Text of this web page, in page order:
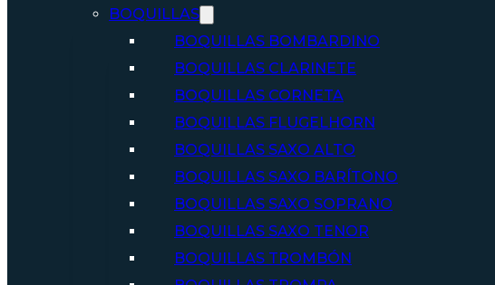
BOQUILLAS
BOQUILLAS BOMBARDINO
BOQUILLAS CLARINETE
BOQUILLAS CORNETA
BOQUILLAS FLUGELHORN
BOQUILLAS SAXO ALTO
BOQUILLAS SAXO BARÍTONO
BOQUILLAS SAXO SOPRANO
BOQUILLAS SAXO TENOR
BOQUILLAS TROMBÓN